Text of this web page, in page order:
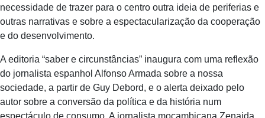
necessidade de trazer para o centro outra ideia de periferias e
outras narrativas e sobre a espectacularização da cooperação
e do desenvolvimento.
A editoria “saber e circunstâncias” inaugura com uma reflexão
do jornalista espanhol Alfonso Armada sobre a nossa
sociedade, a partir de Guy Debord, e o alerta deixado pelo
autor sobre a conversão da política e da história num